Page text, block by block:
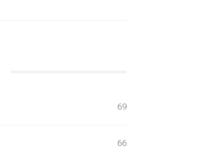
69
66